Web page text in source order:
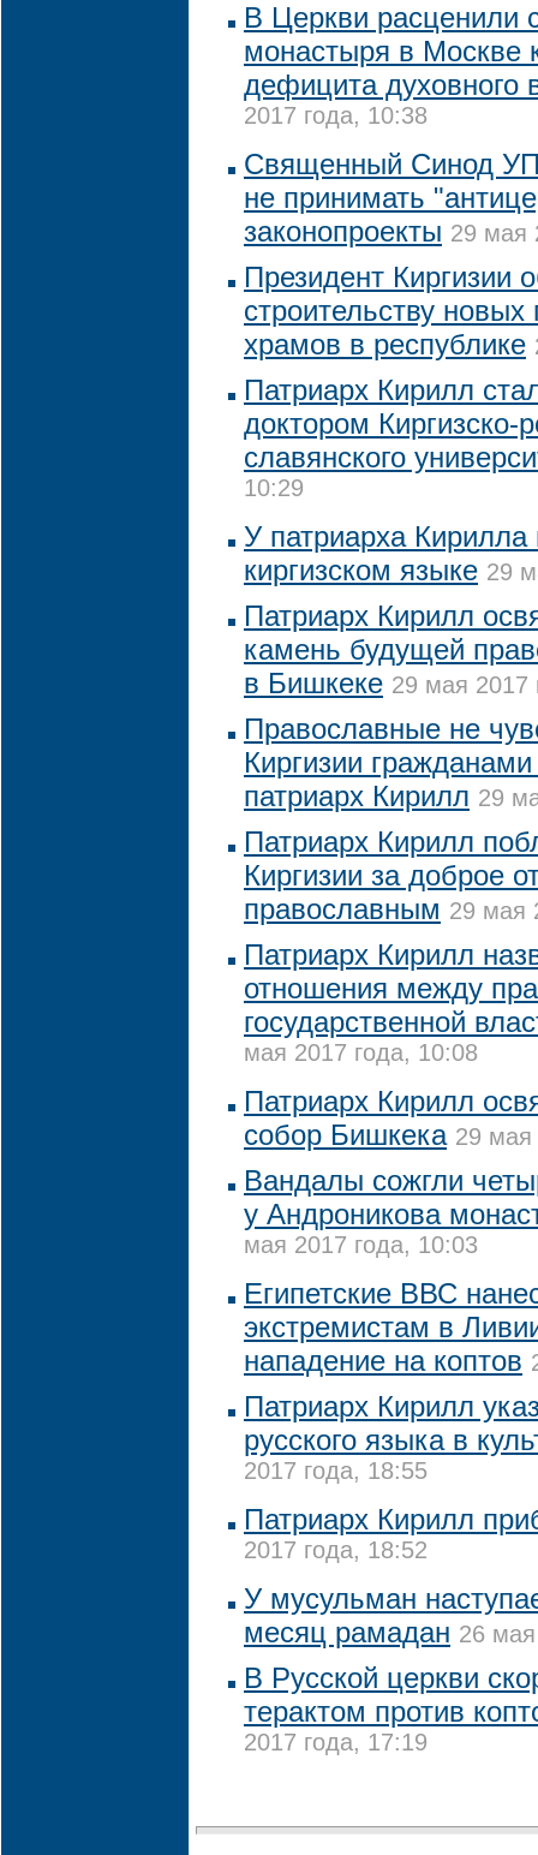
В Церкви расценили
монастыря в Москве
дефицита духовного
2017 года, 10:38
Священный Синод
не принимать
законопроекты 29 мая
Президент Киргизии
строительству
храмов в республике
Патриарх Кирилл
доктором Киргизско-
славянского
10:29
У патриарха
киргизском языке 29
Патриарх Кирилл
камень будущей
в Бишкеке 29 мая 2017
Православные не
Киргизии
патриарх Кирилл 29
Патриарх Кирилл
Киргизии за доброе
православным 29 мая
Патриарх Кирилл
отношения между
государственной
мая 2017 года, 10:08
Патриарх Кирилл
собор Бишкека 29 мая
Вандалы сожгли
у Андроникова
мая 2017 года, 10:03
Египетские ВВС
экстремистам в
нападение на коптов
Патриарх Кирилл
русского языка в
2017 года, 18:55
Патриарх Кирилл
2017 года, 18:52
У мусульман
месяц рамадан 26
В Русской церкви
терактом против
2017 года, 17:19